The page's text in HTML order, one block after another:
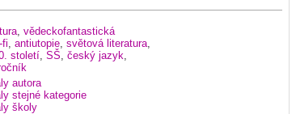
vědeckofantastická
fi antiutopie světová literatura
století SŠ český jazyk
autora
stejné kategorie
školy